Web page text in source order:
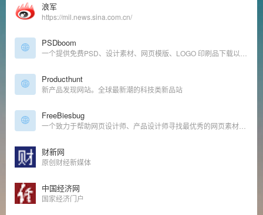
浪军
https://mil.news.sina.com.cn/
PSDboom
Producthunt
新产品发现网站。全球最新潮的科技类新品站
FreeBiesbug
财新网
原创财经新媒体
中国经济网
国家经济门户